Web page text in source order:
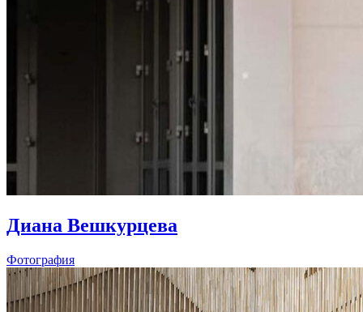
Диана Вешкурцева
Фотография